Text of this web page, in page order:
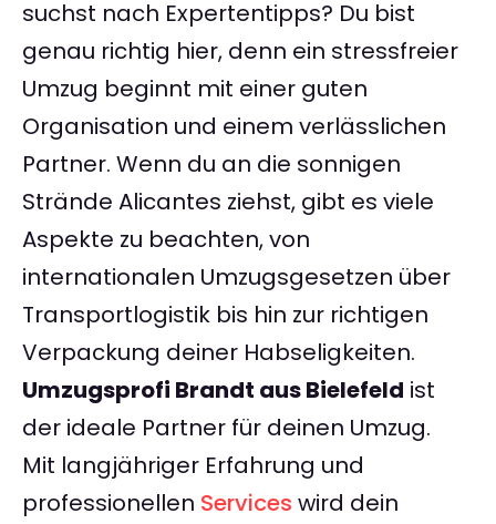
suchst nach Expertentipps? Du bist
genau richtig hier, denn ein stressfreier
Umzug beginnt mit einer guten
Organisation und einem verlässlichen
Partner. Wenn du an die sonnigen
Strände Alicantes ziehst, gibt es viele
Aspekte zu beachten, von
internationalen Umzugsgesetzen über
Transportlogistik bis hin zur richtigen
Verpackung deiner Habseligkeiten.
Umzugsprofi Brandt aus Bielefeld ist
der ideale Partner für deinen Umzug.
Mit langjähriger Erfahrung und
professionellen Services wird dein